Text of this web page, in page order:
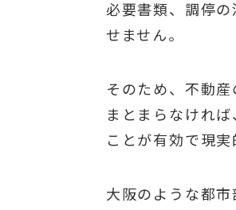
必要書類、調停
せません。
そのため、不動
まとまらなけれ
ことが有効で現実
大阪のような都